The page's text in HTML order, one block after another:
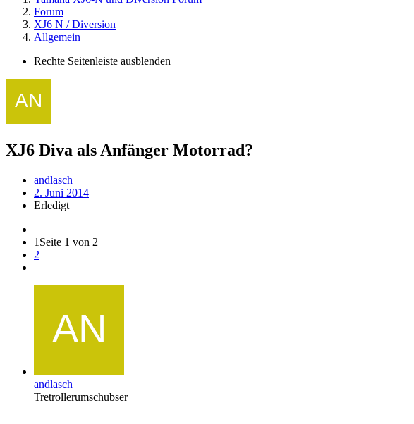
Forum
XJ6 N / Diversion
Allgemein
Rechte Seitenleiste ausblenden
XJ6 Diva als Anfänger Motorrad?
andlasch
2. Juni 2014
Erledigt
1 Seite 1 von 2
2
andlasch
Tretrollerumschubser